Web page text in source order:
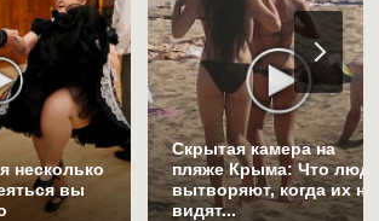
несколько
вы
Скрытая камера на
пляже Крыма: Что
вытворяют, когда их не
видят...